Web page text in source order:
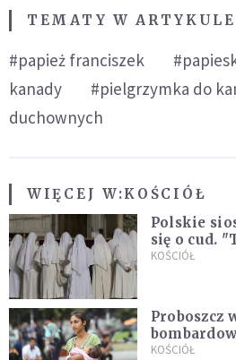
TEMATY W ARTYKULE
#papież franciszek
kanady
#pielgrzymka do
duchownych
WIĘCEJ W:KOŚCIÓŁ
Polskie
się o cud.
Pana Boga
KOŚCIÓŁ
Proboszcz
"Masowy
KOŚCIÓŁ